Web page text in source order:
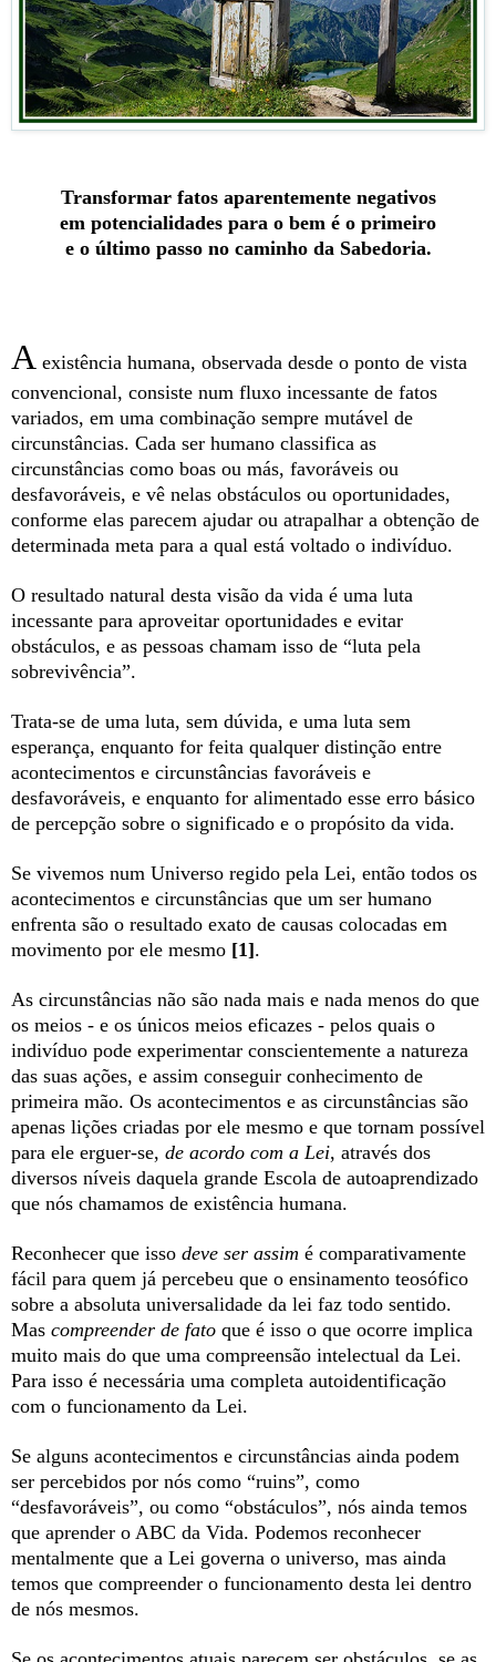
Transformar fatos aparentemente negativos
em potencialidades para o bem é o primeiro
e o último passo no caminho da Sabedoria.
A existência humana, observada desde o ponto de vista
convencional, consiste num fluxo incessante de fatos
variados, em uma combinação sempre mutável de
circunstâncias. Cada ser humano classifica as
circunstâncias como boas ou más, favoráveis ou
desfavoráveis, e vê nelas obstáculos ou oportunidades,
conforme elas parecem ajudar ou atrapalhar a obtenção de
determinada meta para a qual está voltado o indivíduo.
O resultado natural desta visão da vida é uma luta
incessante para aproveitar oportunidades e evitar
obstáculos, e as pessoas chamam isso de “luta pela
sobrevivência”.
Trata-se de uma luta, sem dúvida, e uma luta sem
esperança, enquanto for feita qualquer distinção entre
acontecimentos e circunstâncias favoráveis e
desfavoráveis, e enquanto for alimentado esse erro básico
de percepção sobre o significado e o propósito da vida.
Se vivemos num Universo regido pela Lei, então todos os
acontecimentos e circunstâncias que um ser humano
enfrenta são o resultado exato de causas colocadas em
movimento por ele mesmo [1].
As circunstâncias não são nada mais e nada menos do que
os meios - e os únicos meios eficazes - pelos quais o
indivíduo pode experimentar conscientemente a natureza
das suas ações, e assim conseguir conhecimento de
primeira mão. Os acontecimentos e as circunstâncias são
apenas lições criadas por ele mesmo e que tornam possível
para ele erguer-se, de acordo com a Lei, através dos
diversos níveis daquela grande Escola de autoaprendizado
que nós chamamos de existência humana.
Reconhecer que isso deve ser assim é comparativamente
fácil para quem já percebeu que o ensinamento teosófico
sobre a absoluta universalidade da lei faz todo sentido.
Mas compreender de fato que é isso o que ocorre implica
muito mais do que uma compreensão intelectual da Lei.
Para isso é necessária uma completa autoidentificação
com o funcionamento da Lei.
Se alguns acontecimentos e circunstâncias ainda podem
ser percebidos por nós como “ruins”, como
“desfavoráveis”, ou como “obstáculos”, nós ainda temos
que aprender o ABC da Vida. Podemos reconhecer
mentalmente que a Lei governa o universo, mas ainda
temos que compreender o funcionamento desta lei dentro
de nós mesmos.